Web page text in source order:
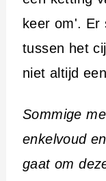
keer om'. Er
tussen het
niet altijd
Sommige
enkelvoud
gaat om